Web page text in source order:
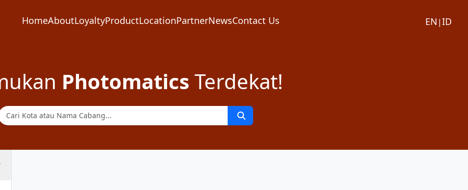
HomeAboutLoyaltyProductLocationPartnerNewsContact Us EN |ID
Photomatics Terdekat!